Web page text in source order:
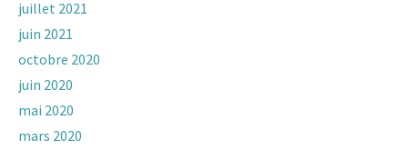
juillet 2021
juin 2021
octobre 2020
juin 2020
mai 2020
mars 2020